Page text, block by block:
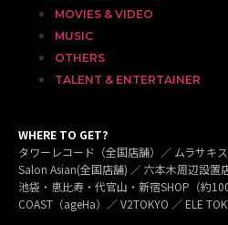
MOVIES & VIDEO
MUSIC
OTHERS
TALENT & ENTERTAINER
WHERE TO GET?
タワーレコード（全国店舗）／ ムラサキ
Salon Asian(全国店舗) ／ 六本木周辺設置
池袋・恵比寿・代官山・新宿SHOP（約
COAST（ageHa）／ V2TOKYO ／ ELE